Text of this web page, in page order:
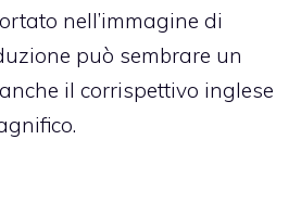
nell’immagine di
può sembrare un
il corrispettivo inglese